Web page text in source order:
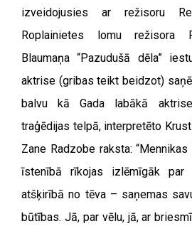
izveidojusies ar režisoru
Roplainietes lomu režisora
Blaumaņa “Pazudušā dēla”
aktrise (gribas teikt beidzot)
balvu kā Gada labākā
traģēdijas telpā, interpretēto
Zane Radzobe raksta:
īstenībā rīkojas izlēmīgāk
atšķirībā no tēva – saņemas
būtības. Jā, par vēlu, jā, ar